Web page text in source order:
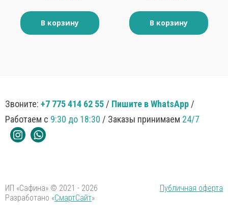
В корзину В корзину
Звоните: +7 775 414 62 55 / Пишите в WhatsApp /
Работаем с 9:30 до 18:30 / Заказы принимаем 24/7
ИП «Сафина» © 2021 - 2026
Публичная оферта
Разработано «СмартСайт»